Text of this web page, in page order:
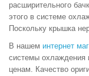
расширительного
этого в системе
Поскольку крышка
В нашем интернет
системы охлаждения
ценам. Качество